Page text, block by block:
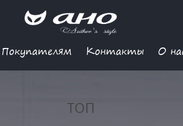
Покупателям Контакты О
ТОП